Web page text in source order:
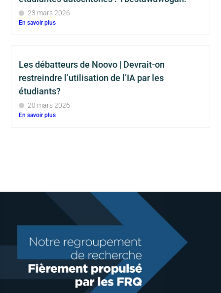
23 mars 2026
En savoir plus
Les débatteurs de Noovo | Devrait-on
restreindre l’utilisation de l’IA par les
étudiants?
20 mars 2026
En savoir plus